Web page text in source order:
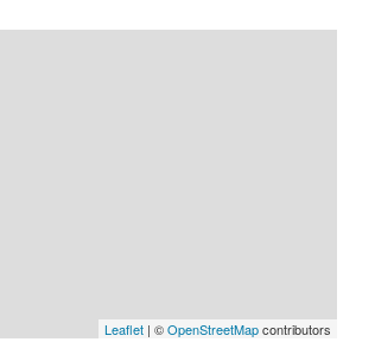
Leaflet | ©OpenStreetMapcontributors